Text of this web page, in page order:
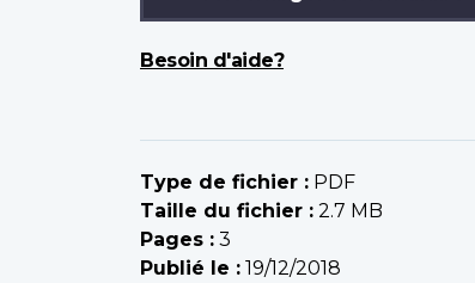
Besoin d'aide?
Type de fichier : PDF
Taille du fichier : 2.7 MB
Pages : 3
Publié le : 19/12/2018